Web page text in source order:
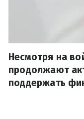
Несмотря на
продолжают
поддержать